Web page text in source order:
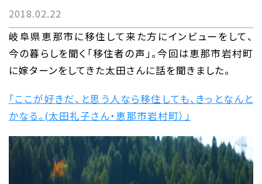
2018.02.22
岐阜県恵那市に移住して来た方にインビューをして、
今の暮らしを聞く「移住者の声」。今回は恵那市岩村町
に嫁ターンをしてきた太田さんに話を聞きました。
「ここが好きだ、と思う人なら移住しても、きっとなんと
かなる。(太田礼子さん・恵那市岩村町）」